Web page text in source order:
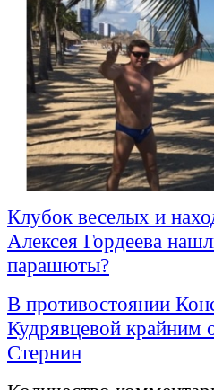
Клубок веселых и
Алексея Гордеева
парашюты?
В противостоянии
Кудрявцевой крайним
Стернин